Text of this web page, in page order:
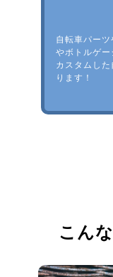
自転車パー
やボトルゲー
カスタムし
ります！
こん